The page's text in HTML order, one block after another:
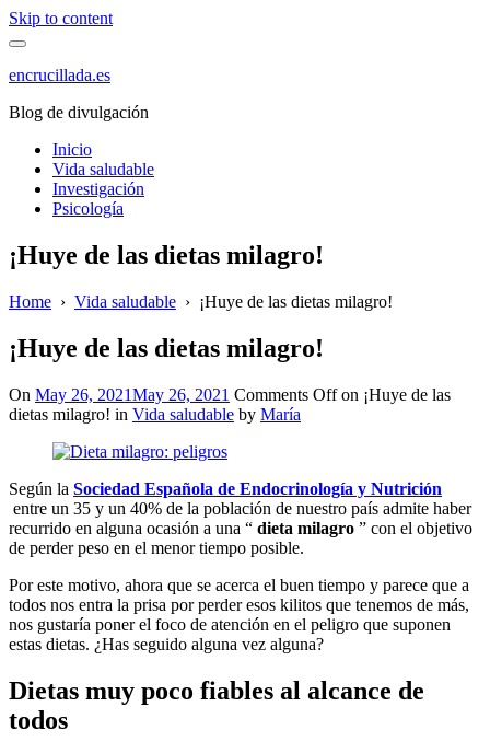
Skip to content
encrucillada.es
Blog de divulgación
Inicio
Vida saludable
Investigación
Psicología
¡Huye de las dietas milagro!
Home › Vida saludable › ¡Huye de las dietas milagro!
¡Huye de las dietas milagro!
On May 26, 2021May 26, 2021 Comments Offon ¡Huye de las
dietas milagro! in Vida saludable by María
Según la Sociedad Española de Endocrinología y Nutrición
entre un 35 y un 40% de la población de nuestro país admite haber
recurrido en alguna ocasión a una “ dieta milagro ” con el objetivo
de perder peso en el menor tiempo posible.
Por este motivo, ahora que se acerca el buen tiempo y parece que a
todos nos entra la prisa por perder esos kilitos que tenemos de más,
nos gustaría poner el foco de atención en el peligro que suponen
estas dietas. ¿Has seguido alguna vez alguna?
Dietas muy poco fiables al alcance de
todos